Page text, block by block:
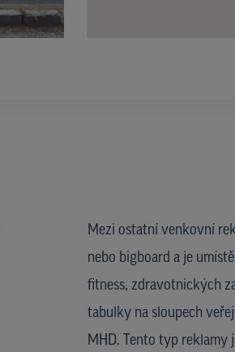
Mezi ostatní venkovní
nebo bigboard a je
fitness, zdravotnických
tabulky na sloupech
MHD. Tento typ reklamy